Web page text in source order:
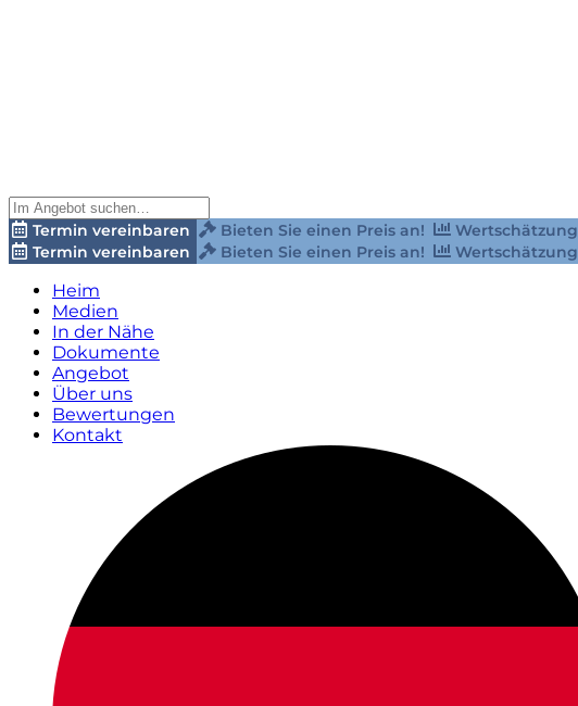
Termin vereinbaren Bieten Sie einen Preis an!
Wertschätzung
Termin vereinbaren
Bieten Sie einen Preis an! Wertschätzung
Heim
Medien
In der Nähe
Dokumente
Angebot
Über uns
Bewertungen
Kontakt